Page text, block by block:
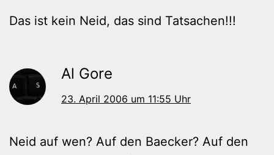
Das ist kein Neid, das sind Tatsachen!!!
Al Gore
23. April 2006 um 11:55 Uhr
Neid auf wen? Auf den Baecker? Auf den